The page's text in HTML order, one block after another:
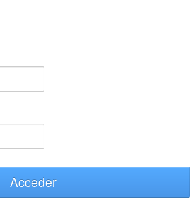
Acceder